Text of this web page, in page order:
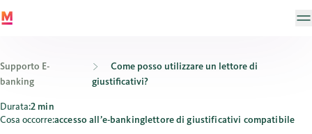
Supporto E-
banking
Come posso utilizzare un lettore di
giustificativi?
Come posso utilizzare un lettore di giustificativi?
Durata:2 min
Cosa occorre:accesso all’e-bankinglettore di giustificativi compatibile